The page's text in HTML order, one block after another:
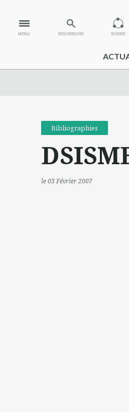
MENU RECHERCHE SUIVRE
Bibliographies
le 03 Février 2007